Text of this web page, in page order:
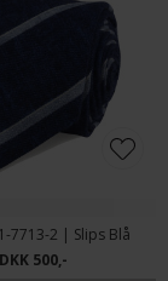
7713-2 | Slips Blå
DKK 500,-